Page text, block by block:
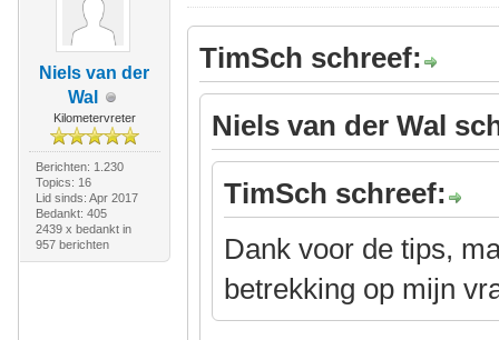
Niels van der
Wal
Kilometervreter
Berichten: 1.230
Topics: 16
Lid sinds: Apr 2017
Bedankt: 405
2439 x bedankt in
957 berichten
TimSch schreef:
Niels van der Wal
TimSch schreef:
Dank voor de tips,
betrekking op mijn